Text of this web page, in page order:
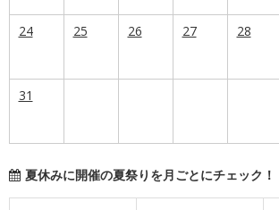
24 25 26 27 28
31
夏休みに開催の夏祭りを月ごとにチェック！